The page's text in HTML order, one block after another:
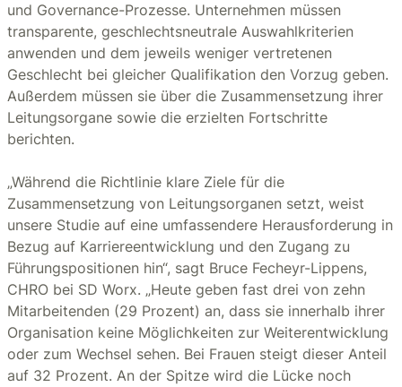
und Governance-Prozesse. Unternehmen müssen
transparente, geschlechtsneutrale Auswahlkriterien
anwenden und dem jeweils weniger vertretenen
Geschlecht bei gleicher Qualifikation den Vorzug geben.
Außerdem müssen sie über die Zusammensetzung ihrer
Leitungsorgane sowie die erzielten Fortschritte
berichten.
„Während die Richtlinie klare Ziele für die
Zusammensetzung von Leitungsorganen setzt, weist
unsere Studie auf eine umfassendere Herausforderung in
Bezug auf Karriereentwicklung und den Zugang zu
Führungspositionen hin“, sagt Bruce Fecheyr-Lippens,
CHRO bei SD Worx. „Heute geben fast drei von zehn
Mitarbeitenden (29 Prozent) an, dass sie innerhalb ihrer
Organisation keine Möglichkeiten zur Weiterentwicklung
oder zum Wechsel sehen. Bei Frauen steigt dieser Anteil
auf 32 Prozent. An der Spitze wird die Lücke noch